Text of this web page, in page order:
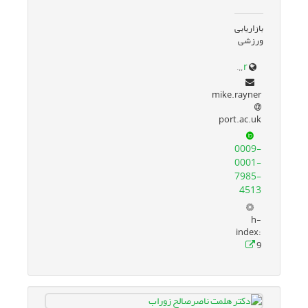
بازاریابی
ورزشی
www.port.ac.uk/about-us/structure-and-governance/our-people/our-staff/mike-rayner
mike.rayner
port.ac.uk
0009-
0001-
7985-
4513
h-
index:
9